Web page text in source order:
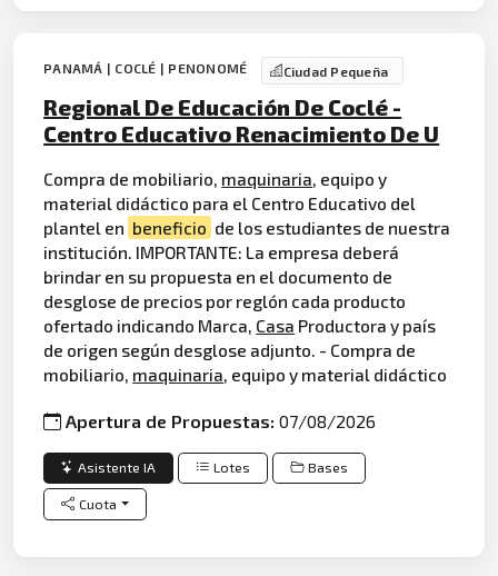
PANAMÁ | COCLÉ | PENONOMÉ Ciudad Pequeña
Regional De Educación De Coclé -
Centro Educativo Renacimiento De U
Compra de mobiliario, maquinaria, equipo y
material didáctico para el Centro Educativo del
plantel en beneficio de los estudiantes de nuestra
institución. IMPORTANTE: La empresa deberá
brindar en su propuesta en el documento de
desglose de precios por reglón cada producto
ofertado indicando Marca, Casa Productora y país
de origen según desglose adjunto. - Compra de
mobiliario, maquinaria, equipo y material didáctico
Apertura de Propuestas:07/08/2026
Asistente IA Lotes Bases
Cuota